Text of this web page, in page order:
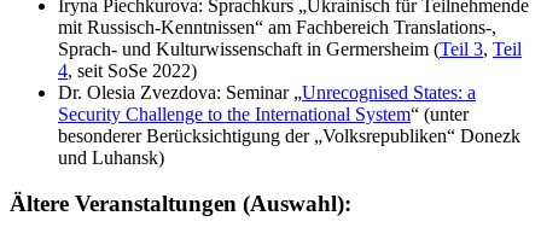
Iryna Piechkurova: Sprachkurs „Ukrainisch für Teilnehmende
mit Russisch-Kenntnissen“ am Fachbereich Translations-,
Sprach- und Kulturwissenschaft in Germersheim (Teil 3, Teil
4, seit SoSe 2022)
Dr. Olesia Zvezdova: Seminar „Unrecognised States: a
Security Challenge to the International System“ (unter
besonderer Berücksichtigung der „Volksrepubliken“ Donezk
und Luhansk)
Ältere Veranstaltungen (Auswahl):